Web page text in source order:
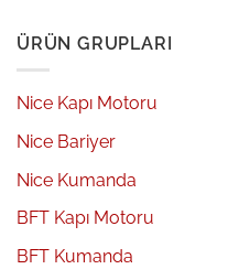
ÜRÜN GRUPLARI
Nice Kapı Motoru
Nice Bariyer
Nice Kumanda
BFT Kapı Motoru
BFT Kumanda